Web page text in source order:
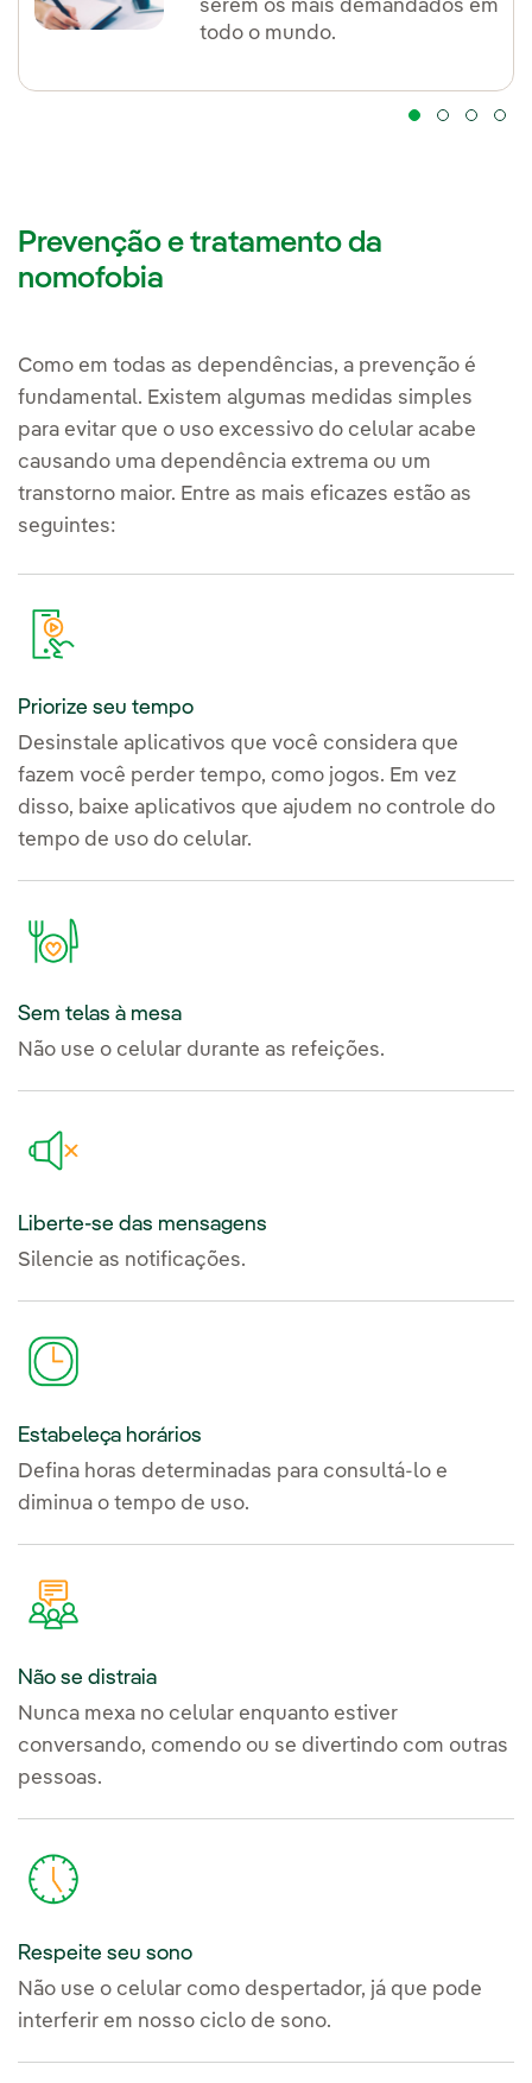
serem os mais demandados em
todo o mundo.
Prevenção e tratamento da
nomofobia
Como em todas as dependências, a prevenção é
fundamental. Existem algumas medidas simples
para evitar que o uso excessivo do celular acabe
causando uma dependência extrema ou um
transtorno maior. Entre as mais eficazes estão as
seguintes:
Priorize seu tempo
Desinstale aplicativos que você considera que
fazem você perder tempo, como jogos. Em vez
disso, baixe aplicativos que ajudem no controle do
tempo de uso do celular.
Sem telas à mesa
Não use o celular durante as refeições.
Liberte-se das mensagens
Silencie as notificações.
Estabeleça horários
Defina horas determinadas para consultá-lo e
diminua o tempo de uso.
Não se distraia
Nunca mexa no celular enquanto estiver
conversando, comendo ou se divertindo com outras
pessoas.
Respeite seu sono
Não use o celular como despertador, já que pode
interferir em nosso ciclo de sono.